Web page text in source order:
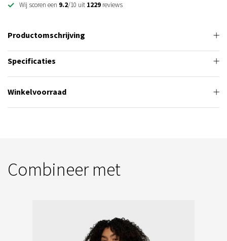
Wij scoren een 9.2/10 uit 1229 reviews
Productomschrijving
Specificaties
Winkelvoorraad
Combineer met